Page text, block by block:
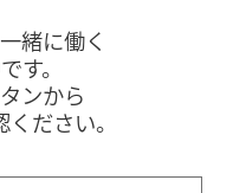
緒に働く
す。
ンから
ださい。